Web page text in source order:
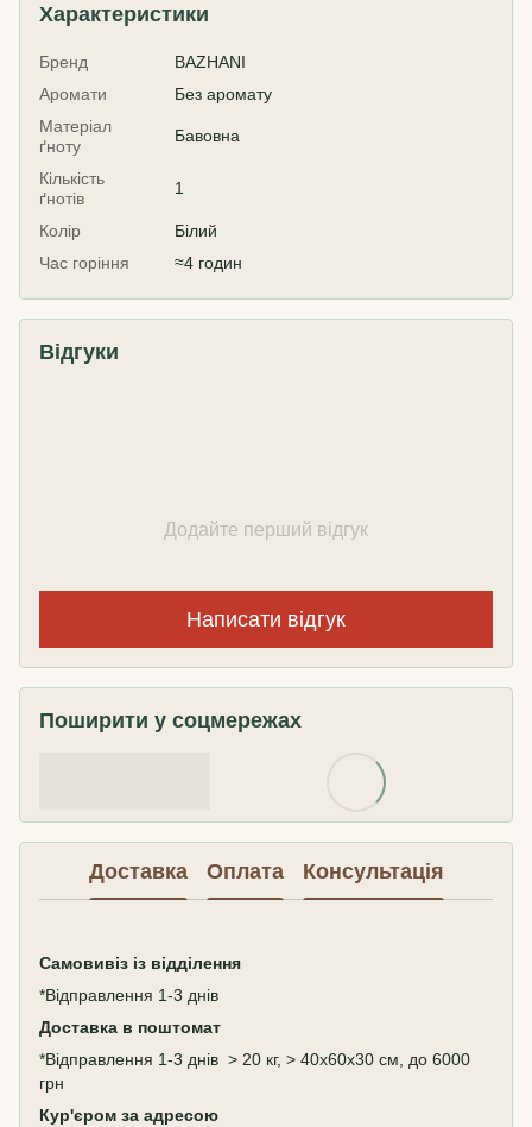
Характеристики
Бренд
BAZHANI
Аромати
Без аромату
Матеріал
ґноту
Бавовна
Кількість
ґнотів
1
Колір
Білий
Час горіння
≈4 годин
Відгуки
Додайте перший відгук
Написати відгук
Поширити у соцмережах
Доставка Оплата Консультація
Самовивіз із відділення
*Відправлення 1-3 днів
Доставка в поштомат
*Відправлення 1-3 днів > 20 кг, > 40х60х30 см, до 6000
грн
Кур'єром за адресою